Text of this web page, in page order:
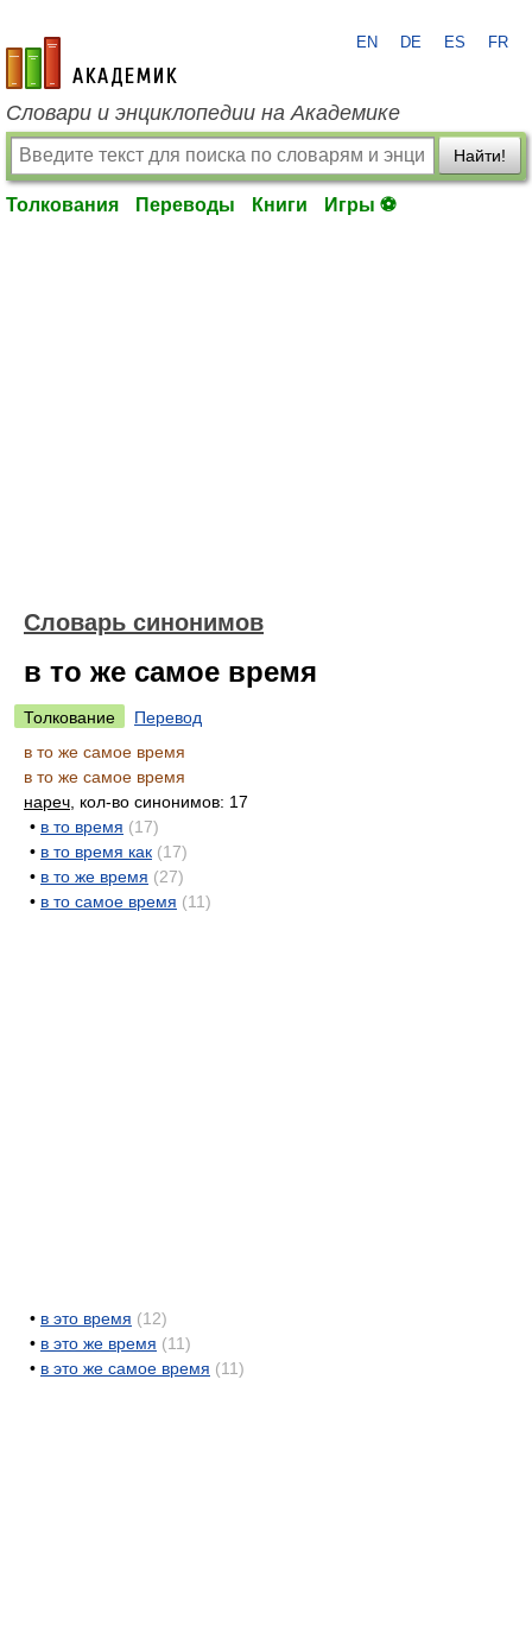
academic.ru
EN DE ES FR
Словари и энциклопедии на Академике
Найти!
Толкования Переводы Книги Игры ⚽
Словарь синонимов
в то же самое время
Толкование
Перевод
в то же самое время
в то же самое время
нареч , кол-во синонимов: 17
• в то время (17)
• в то время как (17)
• в то же время (27)
• в то самое время (11)
• в это время (12)
• в это же время (11)
• в это же самое время (11)